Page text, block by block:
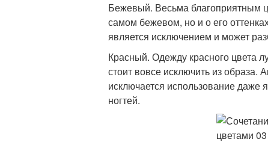
Бежевый. Весьма благоприятным
самом бежевом, но и о его
является исключением и может
Красный. Одежду красного цвета
стоит вовсе исключить из образа.
исключается использование даже
ногтей.